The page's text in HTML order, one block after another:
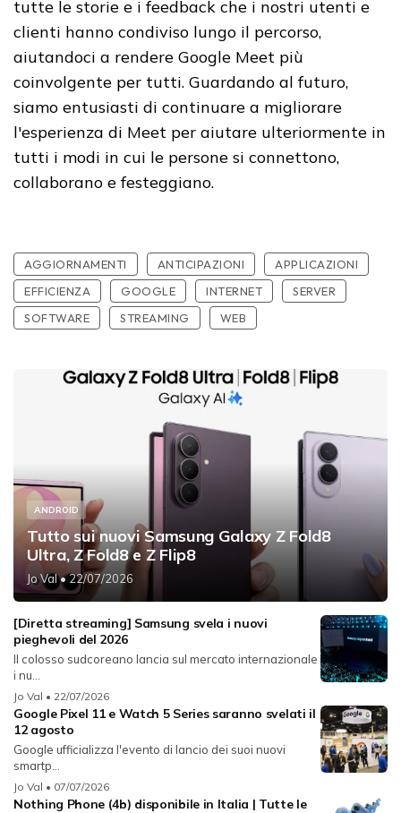
tutte le storie e i feedback che i nostri utenti e
clienti hanno condiviso lungo il percorso,
aiutandoci a rendere Google Meet più
coinvolgente per tutti. Guardando al futuro,
siamo entusiasti di continuare a migliorare
l'esperienza di Meet per aiutare ulteriormente in
tutti i modi in cui le persone si connettono,
collaborano e festeggiano.
AGGIORNAMENTI ANTICIPAZIONI
APPLICAZIONI
EFFICIENZA
GOOGLE INTERNET
SERVER
SOFTWARE
STREAMING WEB
ANDROID
Tutto sui nuovi Samsung Galaxy Z Fold8
Ultra, Z Fold8 e Z Flip8
Jo Val• 22/07/2026
[Diretta streaming] Samsung svela i nuovi
pieghevoli del 2026
Il colosso sudcoreano lancia sul mercato internazionale
i nu...
Jo Val • 22/07/2026
Google Pixel 11 e Watch 5 Series saranno svelati il
12 agosto
Google ufficializza l'evento di lancio dei suoi nuovi
smartp...
Jo Val • 07/07/2026
Nothing Phone (4b) disponibile in Italia | Tutte le